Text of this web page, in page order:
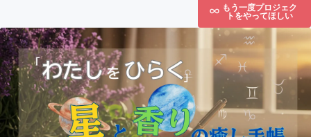
もう一度プロジェク
トをやってほしい